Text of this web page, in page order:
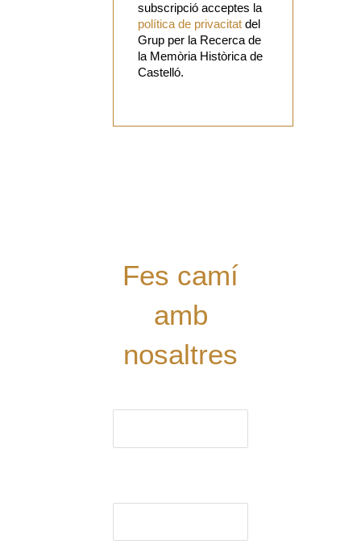
subscripció acceptes la
política de privacitat del
Grup per la Recerca de
la Memòria Històrica de
Castelló.
Fes camí
amb
nosaltres